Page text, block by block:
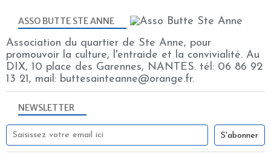
NEWSLETTER
ASSO BUTTE STE ANNE
Association du quartier de Ste Anne, pour
promouvoir la culture, l'entraide et la convivialité. Au
DIX, 10 place des Garennes, NANTES. tél: 06 86 92
13 21, mail: buttesainteanne@orange.fr.